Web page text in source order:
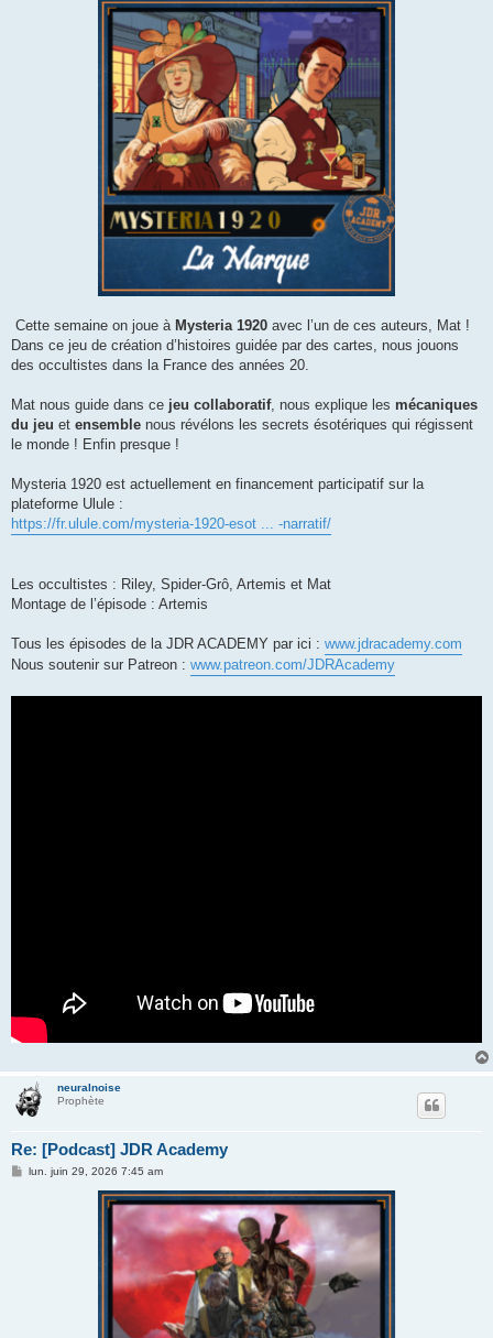
Cette semaine on joue à Mysteria 1920 avec l’un de ces auteurs, Mat !
Dans ce jeu de création d’histoires guidée par des cartes, nous jouons
des occultistes dans la France des années 20.
Mat nous guide dans ce jeu collaboratif, nous explique les mécaniques
du jeu et ensemble nous révélons les secrets ésotériques qui régissent
le monde ! Enfin presque !
Mysteria 1920 est actuellement en financement participatif sur la
plateforme Ulule :
https://fr.ulule.com/mysteria-1920-esot ... -narratif/
Les occultistes : Riley, Spider-Grô, Artemis et Mat
Montage de l’épisode : Artemis
Tous les épisodes de la JDR ACADEMY par ici : www.jdracademy.com
Nous soutenir sur Patreon : www.patreon.com/JDRAcademy
neuralnoise
Prophète
Re: [Podcast] JDR Academy
Mlun. juin 29, 2026 7:45 am